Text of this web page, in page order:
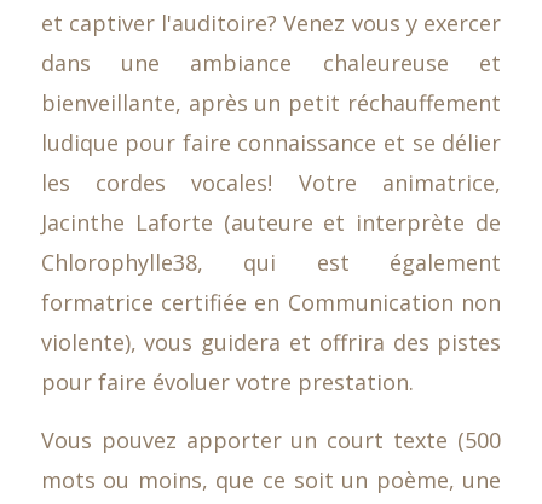
et captiver l'auditoire? Venez vous y exercer
dans une ambiance chaleureuse et
bienveillante, après un petit réchauffement
ludique pour faire connaissance et se délier
les cordes vocales! Votre animatrice,
Jacinthe Laforte (auteure et interprète de
Chlorophylle38, qui est également
formatrice certifiée en Communication non
violente), vous guidera et offrira des pistes
pour faire évoluer votre prestation.
Vous pouvez apporter un court texte (500
mots ou moins, que ce soit un poème, une